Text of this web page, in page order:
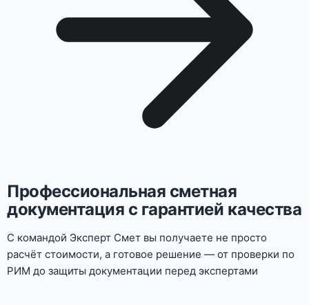
Профессиональная сметная
документация с гарантией качества
С командой Эксперт Смет вы получаете не просто
расчёт стоимости, а готовое решение — от проверки по
РИМ до защиты документации перед экспертами